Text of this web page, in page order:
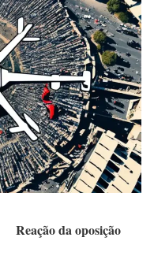
Reação da oposição